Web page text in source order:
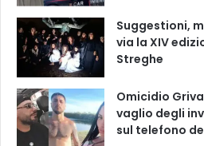
Suggestioni,
via la XIV
Streghe
Omicidio
vaglio degli
sul telefono